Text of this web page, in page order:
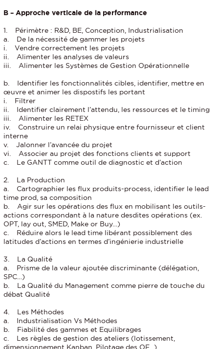
B – Approche verticale de la performance
1. Périmètre : R&D, BE, Conception, Industrialisation
a. De la nécessité de gammer les projets
i. Vendre correctement les projets
ii. Alimenter les analyses de valeurs
iii. Alimenter les Systèmes de Gestion Opérationnelle
b. Identifier les fonctionnalités cibles, identifier, mettre en
œuvre et animer les dispostifs les portant
i. Filtrer
ii. Identifier clairement l’attendu, les ressources et le timing
iii. Alimenter les RETEX
iv. Construire un relai physique entre fournisseur et client
interne
v. Jalonner l’avancée du projet
vi. Associer au projet des fonctions clients et support
c. Le GANTT comme outil de diagnostic et d’action
2. La Production
a. Cartographier les flux produits-process, identifier le lead
time prod, sa composition
b. Agir sur les opérations des flux en mobilisant les outils-
actions correspondant à la nature desdites opérations (ex.
OPT, lay out, SMED, Make or Buy…)
c. Réduire alors le lead time libérant possiblement des
latitudes d’actions en termes d’ingénierie industrielle
3. La Qualité
a. Prisme de la valeur ajoutée discriminante (délégation,
SPC…)
b. La Qualité du Management comme pierre de touche du
débat Qualité
4. Les Méthodes
a. Industrialisation Vs Méthodes
b. Fiabilité des gammes et Equilibrages
c. Les règles de gestion des ateliers (lotissement,
dimensionnement Kanban, Pilotage des OF…)